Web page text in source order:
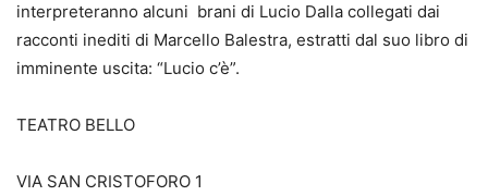
interpreteranno alcuni brani di Lucio Dalla collegati dai
racconti inediti di Marcello Balestra, estratti dal suo libro di
imminente uscita: “Lucio c’è”.
TEATRO BELLO
VIA SAN CRISTOFORO 1